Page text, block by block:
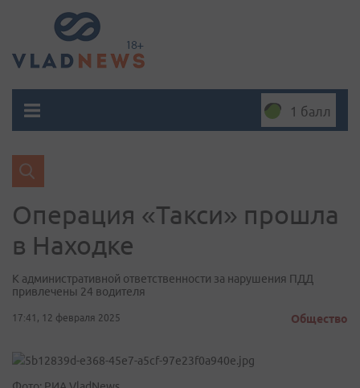
1 балл
Операция «Такси» прошла
в Находке
К административной ответственности за нарушения ПДД
привлечены 24 водителя
17:41, 12 февраля 2025 Общество